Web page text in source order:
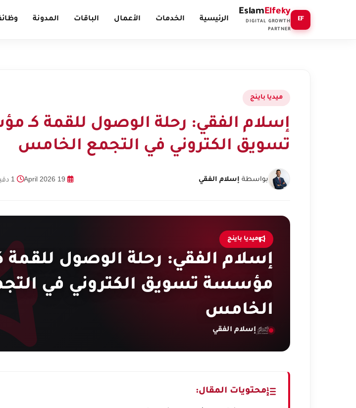
EF
EslamElfeky
DIGITAL GROWTH
PARTNER
الرئيسية الخدمات الأعمال الباقات المدونة
ميديا باينج
إسلام الفقي: رحلة الوصول للقمة كـ
تسويق الكتروني في التجمع الخامس
بواسطة إسلام الفقي
ميديا باينج
إسلام الفقي: رحلة الوصول للقمة
مؤسسة تسويق الكتروني في
الخامس
إسلام الفقي
محتويات المقال: